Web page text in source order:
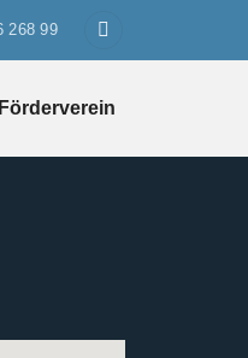
268 99
Förderverein